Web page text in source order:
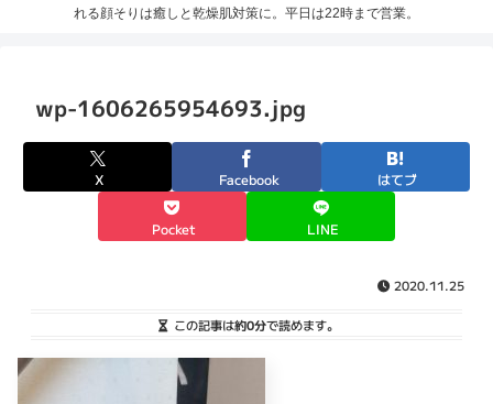
れる顔そりは癒しと乾燥肌対策に。平日は22時まで営業。
wp-1606265954693.jpg
X Facebook はてブ
Pocket LINE
2020.11.25
この記事は約0分で読めます。